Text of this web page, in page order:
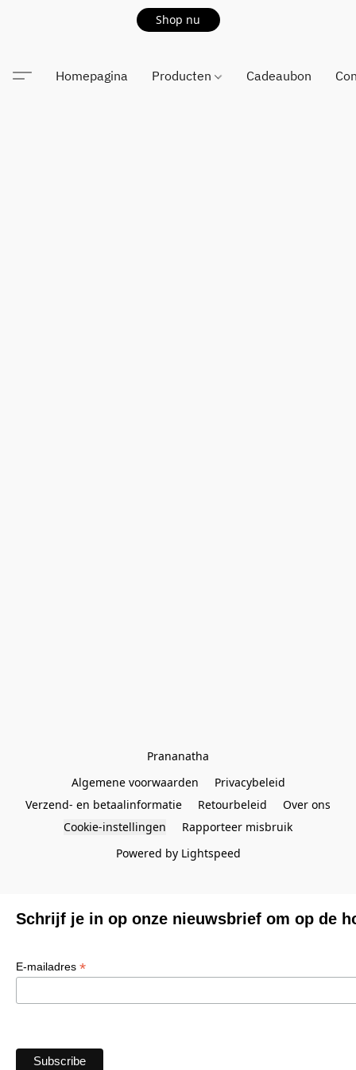
Shop nu
Homepagina Producten Cadeaubon
Prananatha
Algemene voorwaarden
Privacybeleid
Verzend- en betaalinformatie
Retourbeleid
Over ons
Cookie-instellingen
Rapporteer misbruik
Powered by Lightspeed
Schrijf je in op onze nieuwsbrief om op de
E-mailadres *